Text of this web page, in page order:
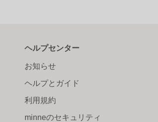
ヘルプセンター
お知らせ
ヘルプとガイド
利用規約
minneのセキュリティ